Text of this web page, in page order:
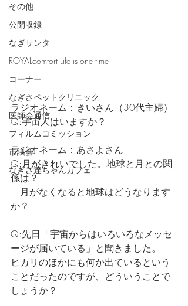
その他
公開収録
なぎサンタ
ROYALcomfort Life is one time
コーナー
なぎさペットクリニック
医師会通信
フィルムコミッション
市議会
なぎさ達ちゃんカフェ
ラジオネーム：きいさん（30代主婦）
Q:宇宙人はいますか？
ラジオネーム：あさよさん
Q:月がきれいでした。地球と月との関
係は？
月がなくなると地球はどうなります
か？
Q:先日「宇宙からはいろいろなメッセ
ージが届いている」と聞きました。
ヒカリのほかにも何か出ているという
ことだったのですが、どういうことで
しょうか？